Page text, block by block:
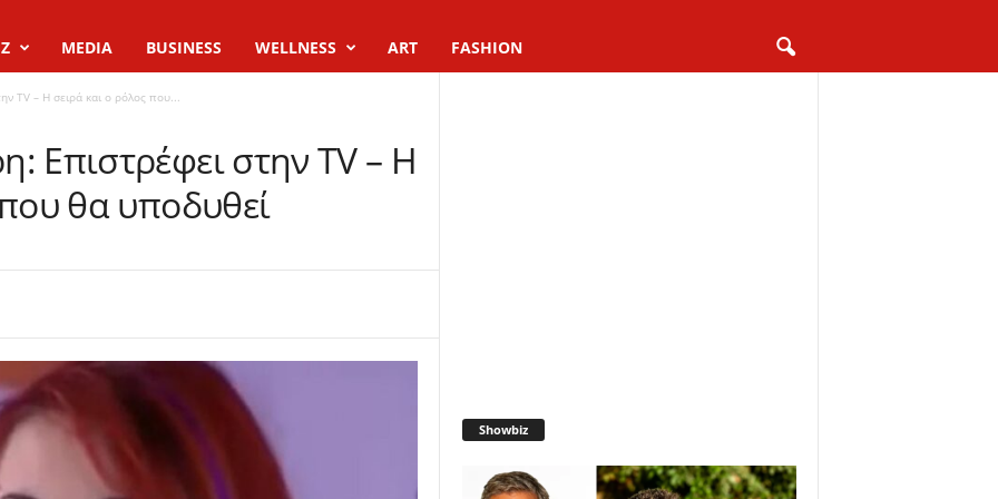
MEDIA BUSINESS WELLNESS ART FASHION
TV – Η σειρά και ο ρόλος που...
Επιστρέφει στην TV – Η
θα υποδυθεί
Showbiz